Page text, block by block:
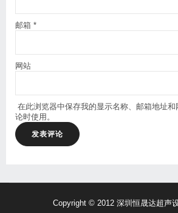
邮箱 *
网站
在此浏览器中保存我的显示名称、邮箱地址
论时使用。
Copyright © 2012 深圳恒晟达超声